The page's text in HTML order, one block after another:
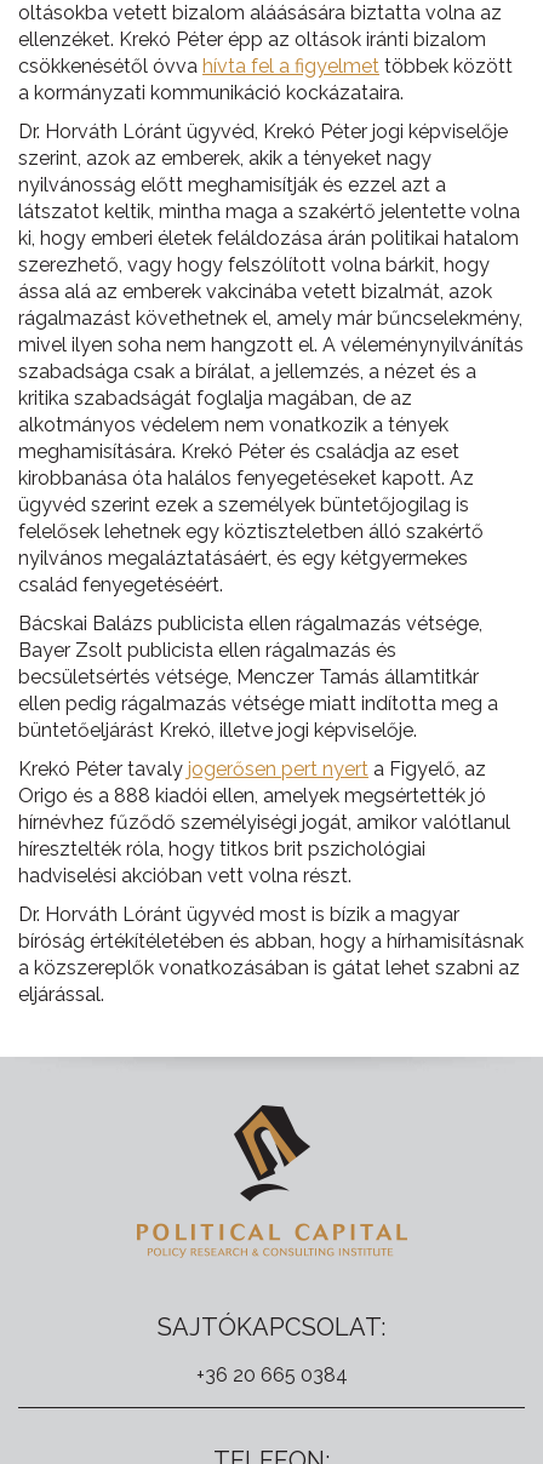
oltásokba vetett bizalom aláásására biztatta volna az
ellenzéket. Krekó Péter épp az oltások iránti bizalom
csökkenésétől óvva hívta fel a figyelmet többek között
a kormányzati kommunikáció kockázataira.
Dr. Horváth Lóránt ügyvéd, Krekó Péter jogi képviselője
szerint, azok az emberek, akik a tényeket nagy
nyilvánosság előtt meghamisítják és ezzel azt a
látszatot keltik, mintha maga a szakértő jelentette volna
ki, hogy emberi életek feláldozása árán politikai hatalom
szerezhető, vagy hogy felszólított volna bárkit, hogy
ássa alá az emberek vakcinába vetett bizalmát, azok
rágalmazást követhetnek el, amely már bűncselekmény,
mivel ilyen soha nem hangzott el. A véleménynyilvánítás
szabadsága csak a bírálat, a jellemzés, a nézet és a
kritika szabadságát foglalja magában, de az
alkotmányos védelem nem vonatkozik a tények
meghamisítására. Krekó Péter és családja az eset
kirobbanása óta halálos fenyegetéseket kapott. Az
ügyvéd szerint ezek a személyek büntetőjogilag is
felelősek lehetnek egy köztiszteletben álló szakértő
nyilvános megaláztatásáért, és egy kétgyermekes
család fenyegetéséért.
Bácskai Balázs publicista ellen rágalmazás vétsége,
Bayer Zsolt publicista ellen rágalmazás és
becsületsértés vétsége, Menczer Tamás államtitkár
ellen pedig rágalmazás vétsége miatt indította meg a
büntetőeljárást Krekó, illetve jogi képviselője.
Krekó Péter tavaly jogerősen pert nyert a Figyelő, az
Origo és a 888 kiadói ellen, amelyek megsértették jó
hírnévhez fűződő személyiségi jogát, amikor valótlanul
híresztelték róla, hogy titkos brit pszichológiai
hadviselési akcióban vett volna részt.
Dr. Horváth Lóránt ügyvéd most is bízik a magyar
bíróság értékítéletében és abban, hogy a hírhamisításnak
a közszereplők vonatkozásában is gátat lehet szabni az
eljárással.
SAJTÓKAPCSOLAT:
+36 20 665 0384